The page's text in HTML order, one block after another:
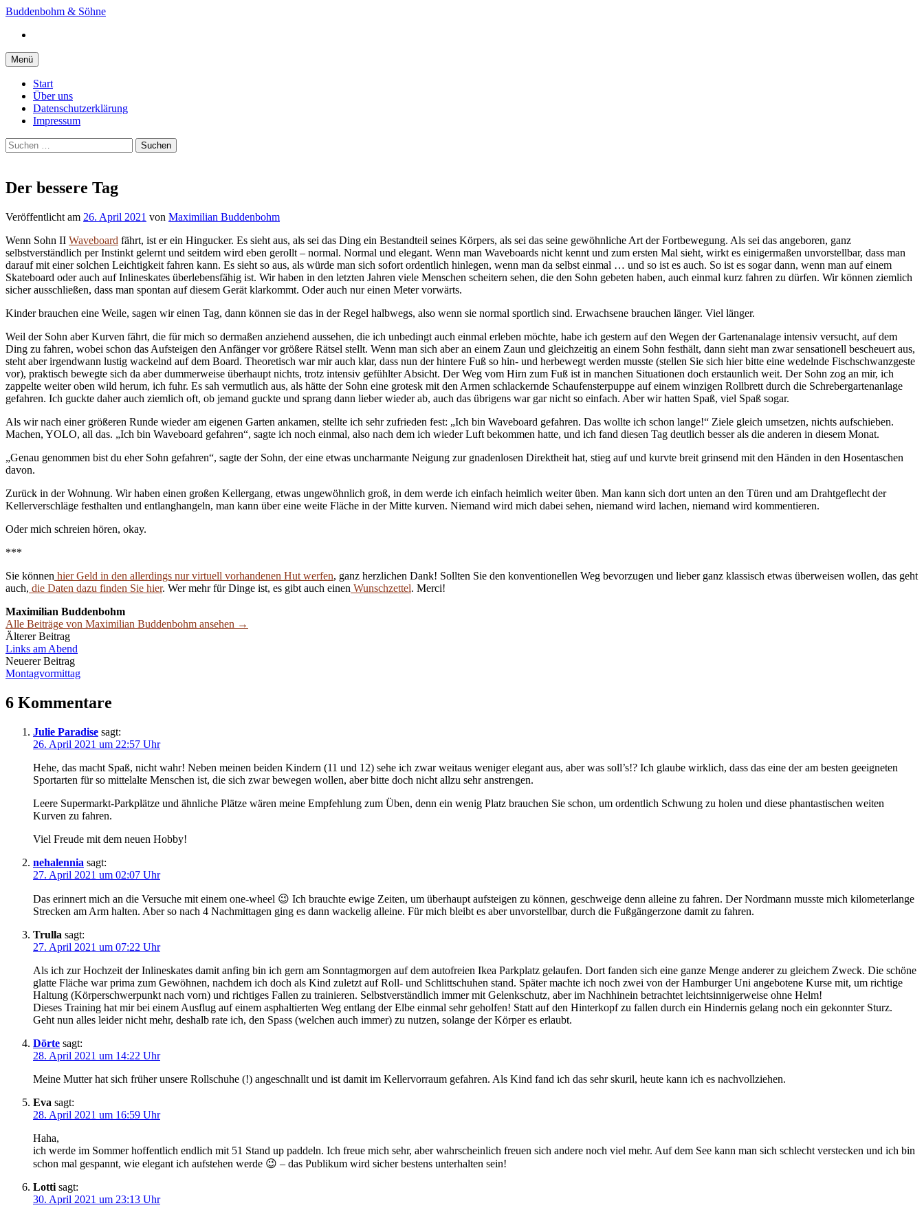
Springe
Inhalt
Buddenbohm & Söhne
Menü
Start
Über uns
Datenschutzerklärung
Impressum
Suchen
nach:
Der bessere Tag
Veröffentlicht am 26. April 2021 von Maximilian Buddenbohm
Wenn Sohn II Waveboard fährt, ist er ein Hingucker. Es sieht aus, als sei das Ding ein Bestandteil seines Körpers, als sei das seine gewöhnliche Art der Fortbewegung. Als sei das angeboren, ganz
selbstverständlich per Instinkt gelernt und seitdem wird eben gerollt – normal. Normal und elegant. Wenn man Waveboards nicht kennt und zum ersten Mal sieht, wirkt es einigermaßen unvorstellbar, dass man
darauf mit einer solchen Leichtigkeit fahren kann. Es sieht so aus, als würde man sich sofort ordentlich hinlegen, wenn man da selbst einmal … und so ist es auch. So ist es sogar dann, wenn man auf einem
Skateboard oder auch auf Inlineskates überlebensfähig ist. Wir haben in den letzten Jahren viele Menschen scheitern sehen, die den Sohn gebeten haben, auch einmal kurz fahren zu dürfen. Wir können ziemlich
sicher ausschließen, dass man spontan auf diesem Gerät klarkommt. Oder auch nur einen Meter vorwärts.
Kinder brauchen eine Weile, sagen wir einen Tag, dann können sie das in der Regel halbwegs, also wenn sie normal sportlich sind. Erwachsene brauchen länger. Viel länger.
Weil der Sohn aber Kurven fährt, die für mich so dermaßen anziehend aussehen, die ich unbedingt auch einmal erleben möchte, habe ich gestern auf den Wegen der Gartenanalage intensiv versucht, auf dem
Ding zu fahren, wobei schon das Aufsteigen den Anfänger vor größere Rätsel stellt. Wenn man sich aber an einem Zaun und gleichzeitig an einem Sohn festhält, dann sieht man zwar sensationell bescheuert aus,
steht aber irgendwann lustig wackelnd auf dem Board. Theoretisch war mir auch klar, dass nun der hintere Fuß so hin- und herbewegt werden musste (stellen Sie sich hier bitte eine wedelnde Fischschwanzgeste
vor), praktisch bewegte sich da aber dummerweise überhaupt nichts, trotz intensiv gefühlter Absicht. Der Weg vom Hirn zum Fuß ist in manchen Situationen doch erstaunlich weit. Der Sohn zog an mir, ich
zappelte weiter oben wild herum, ich fuhr. Es sah vermutlich aus, als hätte der Sohn eine grotesk mit den Armen schlackernde Schaufensterpuppe auf einem winzigen Rollbrett durch die Schrebergartenanlage
gefahren. Ich guckte daher auch ziemlich oft, ob jemand guckte und sprang dann lieber wieder ab, auch das übrigens war gar nicht so einfach. Aber wir hatten Spaß, viel Spaß sogar.
Als wir nach einer größeren Runde wieder am eigenen Garten ankamen, stellte ich sehr zufrieden fest: „Ich bin Waveboard gefahren. Das wollte ich schon lange!“ Ziele gleich umsetzen, nichts aufschieben.
Machen, YOLO, all das. „Ich bin Waveboard gefahren“, sagte ich noch einmal, also nach dem ich wieder Luft bekommen hatte, und ich fand diesen Tag deutlich besser als die anderen in diesem Monat.
„Genau genommen bist du eher Sohn gefahren“, sagte der Sohn, der eine etwas uncharmante Neigung zur gnadenlosen Direktheit hat, stieg auf und kurvte breit grinsend mit den Händen in den Hosentaschen
davon.
Zurück in der Wohnung. Wir haben einen großen Kellergang, etwas ungewöhnlich groß, in dem werde ich einfach heimlich weiter üben. Man kann sich dort unten an den Türen und am Drahtgeflecht der
Kellerverschläge festhalten und entlanghangeln, man kann über eine weite Fläche in der Mitte kurven. Niemand wird mich dabei sehen, niemand wird lachen, niemand wird kommentieren.
Oder mich schreien hören, okay.
***
Sie können hier Geld in den allerdings nur virtuell vorhandenen Hut werfen, ganz herzlichen Dank! Sollten Sie den konventionellen Weg bevorzugen und lieber ganz klassisch etwas überweisen wollen, das geht
auch, die Daten dazu finden Sie hier. Wer mehr für Dinge ist, es gibt auch einen Wunschzettel. Merci!
Maximilian Buddenbohm
Alle Beiträge von Maximilian Buddenbohm ansehen →
Beitrags-
Navigation
Älterer Beitrag
Links am Abend
Neuerer Beitrag
Montagvormittag
6 Kommentare
Julie Paradise sagt:
26. April 2021 um 22:57 Uhr
Hehe, das macht Spaß, nicht wahr! Neben meinen beiden Kindern (11 und 12) sehe ich zwar weitaus weniger elegant aus, aber was soll’s!? Ich glaube wirklich, dass das eine der am besten geeigneten
Sportarten für so mittelalte Menschen ist, die sich zwar bewegen wollen, aber bitte doch nicht allzu sehr anstrengen.
Leere Supermarkt-Parkplätze und ähnliche Plätze wären meine Empfehlung zum Üben, denn ein wenig Platz brauchen Sie schon, um ordentlich Schwung zu holen und diese phantastischen weiten
Kurven zu fahren.
Viel Freude mit dem neuen Hobby!
nehalennia sagt:
27. April 2021 um 02:07 Uhr
Das erinnert mich an die Versuche mit einem one-wheel 😉 Ich brauchte ewige Zeiten, um überhaupt aufsteigen zu können, geschweige denn alleine zu fahren. Der Nordmann musste mich kilometerlange
Strecken am Arm halten. Aber so nach 4 Nachmittagen ging es dann wackelig alleine. Für mich bleibt es aber unvorstellbar, durch die Fußgängerzone damit zu fahren.
Trulla sagt:
27. April 2021 um 07:22 Uhr
Als ich zur Hochzeit der Inlineskates damit anfing bin ich gern am Sonntagmorgen auf dem autofreien Ikea Parkplatz gelaufen. Dort fanden sich eine ganze Menge anderer zu gleichem Zweck. Die schöne
glatte Fläche war prima zum Gewöhnen, nachdem ich doch als Kind zuletzt auf Roll- und Schlittschuhen stand. Später machte ich noch zwei von der Hamburger Uni angebotene Kurse mit, um richtige
Haltung (Körperschwerpunkt nach vorn) und richtiges Fallen zu trainieren. Selbstverständlich immer mit Gelenkschutz, aber im Nachhinein betrachtet leichtsinnigerweise ohne Helm!
Dieses Training hat mir bei einem Ausflug auf einem asphaltierten Weg entlang der Elbe einmal sehr geholfen! Statt auf den Hinterkopf zu fallen durch ein Hindernis gelang noch ein gekonnter Sturz.
Geht nun alles leider nicht mehr, deshalb rate ich, den Spass (welchen auch immer) zu nutzen, solange der Körper es erlaubt.
Dörte sagt:
28. April 2021 um 14:22 Uhr
Meine Mutter hat sich früher unsere Rollschuhe (!) angeschnallt und ist damit im Kellervorraum gefahren. Als Kind fand ich das sehr skuril, heute kann ich es nachvollziehen.
Eva sagt:
28. April 2021 um 16:59 Uhr
Haha,
ich werde im Sommer hoffentlich endlich mit 51 Stand up paddeln. Ich freue mich sehr, aber wahrscheinlich freuen sich andere noch viel mehr. Auf dem See kann man sich schlecht verstecken und ich bin
schon mal gespannt, wie elegant ich aufstehen werde 😉 – das Publikum wird sicher bestens unterhalten sein!
Lotti sagt:
30. April 2021 um 23:13 Uhr